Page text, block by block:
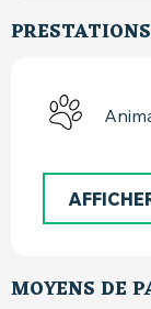
PRESTATIONS
MOYENS DE